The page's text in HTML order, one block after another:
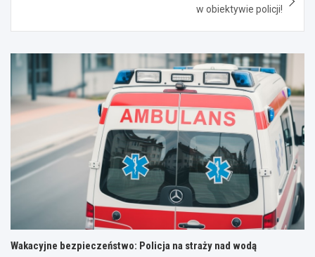
w obiektywie policji!
Wakacyjne bezpieczeństwo: Policja na straży nad wodą